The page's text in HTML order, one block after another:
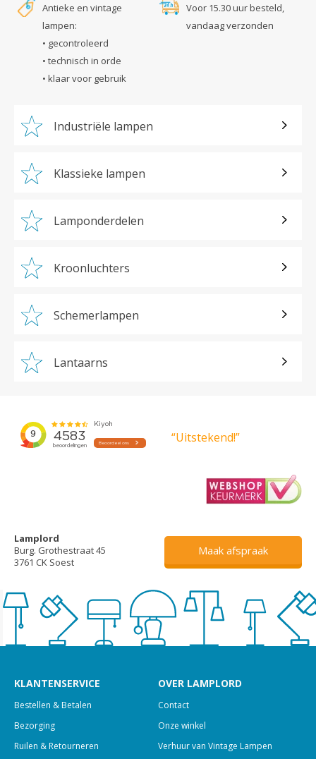
Antieke en vintage
lampen:
• gecontroleerd
• technisch in orde
• klaar voor gebruik
Voor 15.30 uur besteld,
vandaag verzonden
Industriële lampen
Klassieke lampen
Lamponderdelen
Kroonluchters
Schemerlampen
Lantaarns
“Uitstekend!”
Lamplord
Burg. Grothestraat 45
3761 CK Soest
Maak afspraak
KLANTENSERVICE
Bestellen & Betalen
Bezorging
Ruilen & Retourneren
OVER LAMPLORD
Contact
Onze winkel
Verhuur van Vintage Lampen